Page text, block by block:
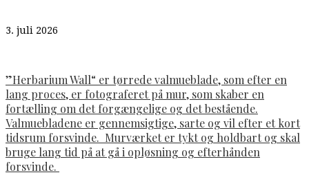
3. juli 2026
”Herbarium Wall“ er tørrede valmueblade, som efter en
lang proces, er fotograferet på mur, som skaber en
fortælling om det forgængelige og det bestående.
Valmuebladene er gennemsigtige, sarte og vil efter et kort
tidsrum forsvinde. Murværket er tykt og holdbart og skal
bruge lang tid på at gå i opløsning og efterhånden
forsvinde.